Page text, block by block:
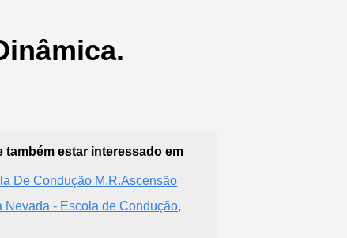
também estar interessado em
De Condução M.R.Ascensão
Nevada - Escola de Condução,